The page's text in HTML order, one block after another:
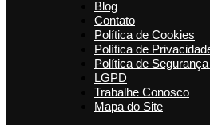
Blog
Contato
Política de Cookies
Política de
Política de
LGPD
Trabalhe Conosco
Mapa do Site